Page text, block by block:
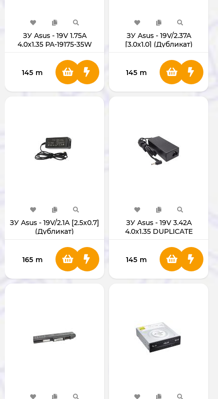
ЗУ Asus - 19V 1.75A
4.0x1.35 PA-19175-35W
145 m
ЗУ Asus - 19V/2.37A
[3.0x1.0] (Дубликат)
145 m
ЗУ Asus - 19V/2.1A [2.5x0.7]
(Дубликат)
165 m
ЗУ Asus - 19V 3.42A
4.0x1.35 DUPLICATE
145 m